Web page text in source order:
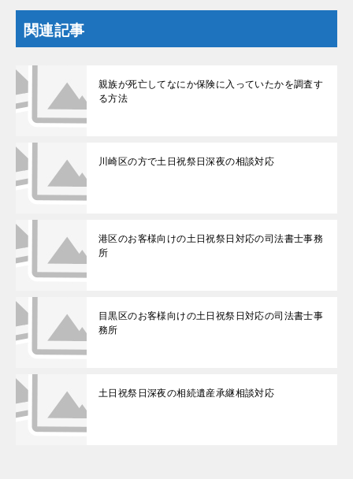
関連記事
親族が死亡してなにか保険に入っていたかを調査す
る方法
川崎区の方で土日祝祭日深夜の相談対応
港区のお客様向けの土日祝祭日対応の司法書士事務
所
目黒区のお客様向けの土日祝祭日対応の司法書士事
務所
土日祝祭日深夜の相続遺産承継相談対応